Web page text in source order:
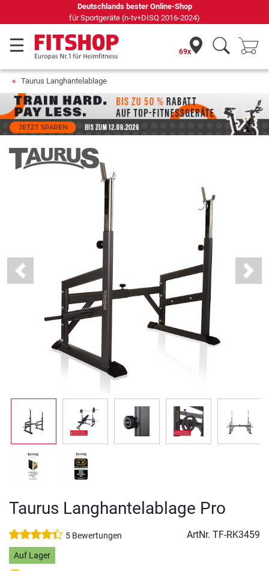
Seit 42 Jahren Ihr Experte für Heimfitness
69x
Taurus Langhantelablage
Previous Next
Taurus Langhantelablage Pro
5 Bewertungen ArtNr. TF-RK3459
Auf Lager